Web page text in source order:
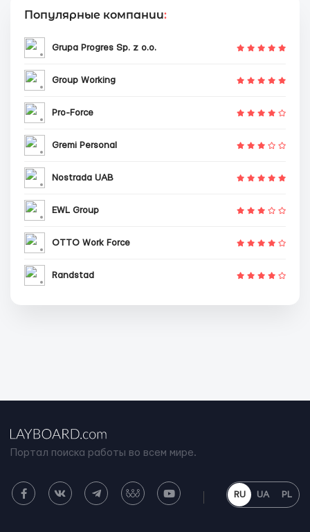
Популярные компании:
Grupa Progres Sp. z o.o.
Group Working
Pro-Force
Gremi Personal
Nostrada UAB
EWL Group
OTTO Work Force
Randstad
Портал поиска работы во всем мире.
RU UA PL